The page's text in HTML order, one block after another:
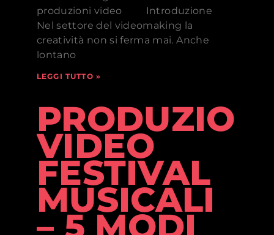
produzioni video Introduzione
Nel settore del videomaking la
creatività non si ferma mai. Anche
lontano
LEGGI TUTTO »
VIDEO
FESTIVAL
MUSICALI
– 5 MODI